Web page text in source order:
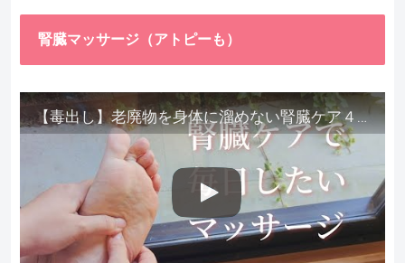
腎臓マッサージ（アトピーも）
【毒出し】老廃物を身体に溜めない腎臓ケア４種をご紹介します。